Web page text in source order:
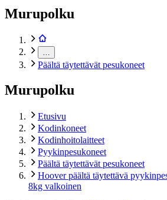
Murupolku
Päältä täytettävät pesukoneet
Murupolku
Etusivu
Kodinkoneet
Kodinhoitolaitteet
Pyykinpesukoneet
Päältä täytettävät pesukoneet
Hoover päältä täytettävä
8kg valkoinen